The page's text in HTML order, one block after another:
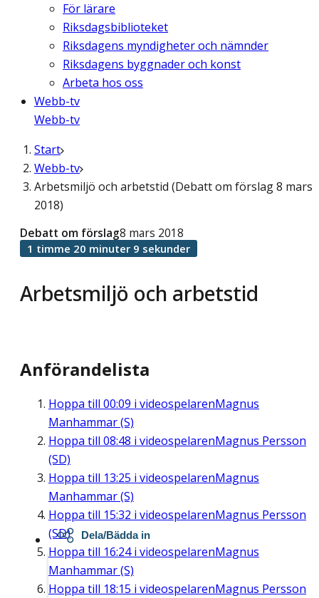
För lärare
Riksdagsbiblioteket
Riksdagens myndigheter och nämnder
Riksdagens byggnader och konst
Arbeta hos oss
Webb-tv
Webb-tv
Start
Webb-tv
Arbetsmiljö och arbetstid (Debatt om förslag 8 mars
2018)
Arbetsmiljö och arbetstid
Debatt om förslag8 mars 2018
1 timme 20 minuter 9 sekunder
Anförandelista
Hoppa till 00:09 i videospelarenMagnus
Manhammar (S)
Hoppa till 08:48 i videospelarenMagnus Persson
(SD)
Hoppa till 13:25 i videospelarenMagnus
Manhammar (S)
Hoppa till 15:32 i videospelarenMagnus Persson
(SD)
Hoppa till 16:24i videospelarenMagnus
Manhammar (S)
Hoppa till 18:15 i videospelarenMagnus Persson
Dela/Bädda in